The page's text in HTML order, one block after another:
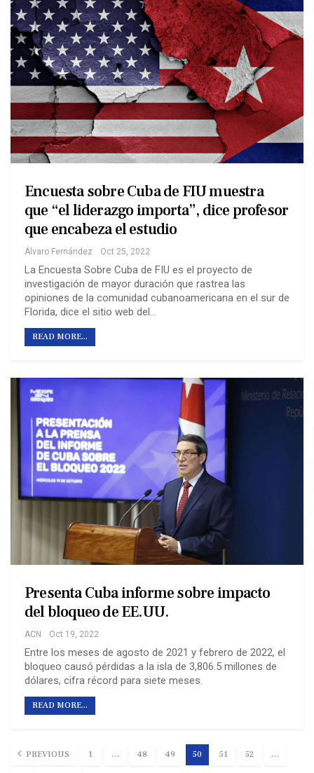
Encuesta sobre Cuba de FIU muestra
que “el liderazgo importa”, dice profesor
que encabeza el estudio
Álvaro Fernández Oct 25, 2022
La Encuesta Sobre Cuba de FIU es el proyecto de
investigación de mayor duración que rastrea las
opiniones de la comunidad cubanoamericana en el sur de
Florida, dice el sitio web del…
READ MORE...
Presenta Cuba informe sobre impacto
del bloqueo de EE.UU.
ACN Oct 19, 2022
Entre los meses de agosto de 2021 y febrero de 2022, el
bloqueo causó pérdidas a la isla de 3,806.5 millones de
dólares, cifra récord para siete meses.
READ MORE...
PREVIOUS 1 … 48 49 50 51 52 …